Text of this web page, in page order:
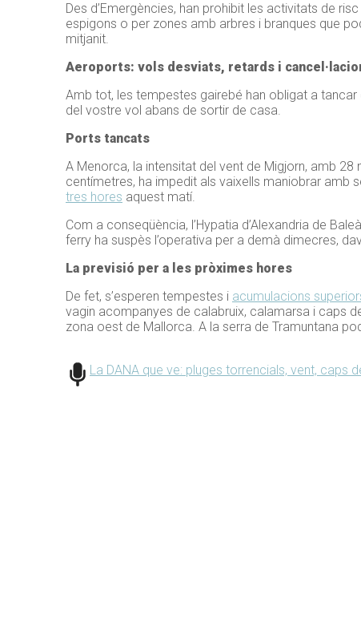
Des d’Emergències, han prohibit les activitats de risc
espigons o per zones amb arbres i branques que
mitjanit.
Aeroports: vols desviats, retards i
Amb tot, les tempestes gairebé han obligat a
del vostre vol abans de sortir de casa.
Ports tancats
A Menorca, la intensitat del vent de Migjorn, amb
centímetres, ha impedit als vaixells maniobrar amb
tres hores aquest matí.
Com a conseqüència, l’Hypatia d’Alexandria de
ferry ha suspès l’operativa per a demà dimecres,
La previsió per a les pròximes hores
De fet, s’esperen tempestes i acumulacions
vagin acompanyes de calabruix, calamarsa i caps
zona oest de Mallorca. A la serra de Tramuntana
La DANA que ve: pluges torrencials, vent,